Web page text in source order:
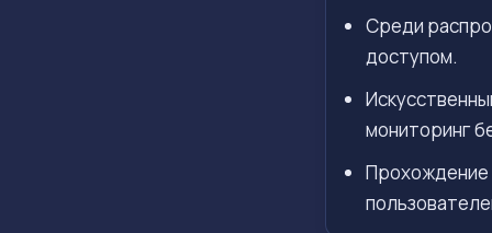
Среди
доступом.
мониторинг
Прохождение